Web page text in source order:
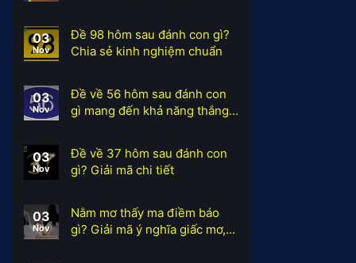
03
Nov
Đề 98 hôm sau đánh con gì?
Chia sẻ kinh nghiệm chuẩn
03
Nov
Đề về 56 hôm sau đánh con
gì mang đến khả năng thắng
03
Nov
Đề về 37 hôm sau đánh con
gì? Giải mã chi tiết
03
Nov
Nằm mơ thấy ma điềm báo
gì? Giải mã ý nghĩa giấc mơ,